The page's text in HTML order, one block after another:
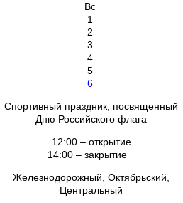
Вс
1
2
3
4
5
6
Спортивный праздник, посвященный
Дню Российского флага
12:00 – открытие
14:00 – закрытие
Железнодорожный, Октябрьский,
Центральный